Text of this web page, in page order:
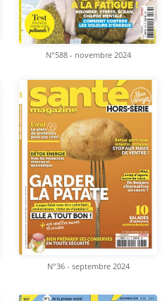
N°588 - novembre 2024
N°36 - septembre 2024